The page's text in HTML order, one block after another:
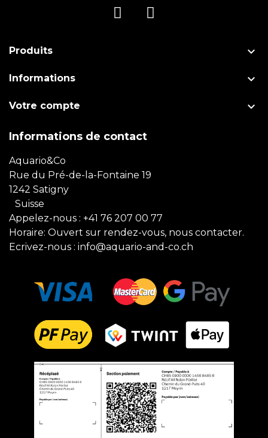
Produits 
Informations 
Votre compte 
Informations de contact
Aquario&Co
Rue du Pré-de-la-Fontaine 19
1242 Satigny
Suisse
Appelez-nous : +41 76 207 00 77
Horaire: Ouvert sur rendez-vous, nous contacter.
Ecrivez-nous : info@aquario-and-co.ch